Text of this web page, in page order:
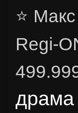
⭐
Regi-
драма